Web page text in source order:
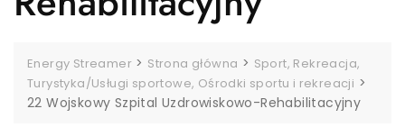
Energy Streamer > Strona główna > Sport, Rekreacja,
Turystyka/Usługi sportowe, Ośrodki sportu i rekreacji >
22 Wojskowy Szpital Uzdrowiskowo-Rehabilitacyjny